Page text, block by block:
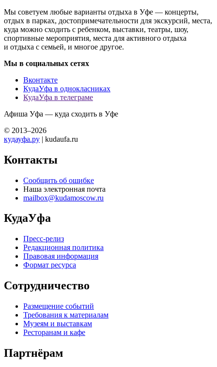
Мы советуем любые варианты отдыха в Уфе — концерты,
отдых в парках, достопримечательности для экскурсий, места,
куда можно сходить с ребенком, выставки, театры, шоу,
спортивные мероприятия, места для активного отдыха
и отдыха с семьей, и многое другое.
Мы в социальных сетях
Вконтакте
КудаУфа в однокласниках
КудаУфа в телеграме
Афиша Уфа — куда сходить в Уфе
© 2013–2026
кудауфа.ру | kudaufa.ru
Контакты
Сообщить об ошибке
Наша электронная почта
mailbox@kudamoscow.ru
КудаУфа
Пресс-релиз
Редакционная политика
Правовая информация
Формат ресурса
Сотрудничество
Размещение событий
Требования к материалам
Музеям и выставкам
Ресторанам и кафе
Партнёрам